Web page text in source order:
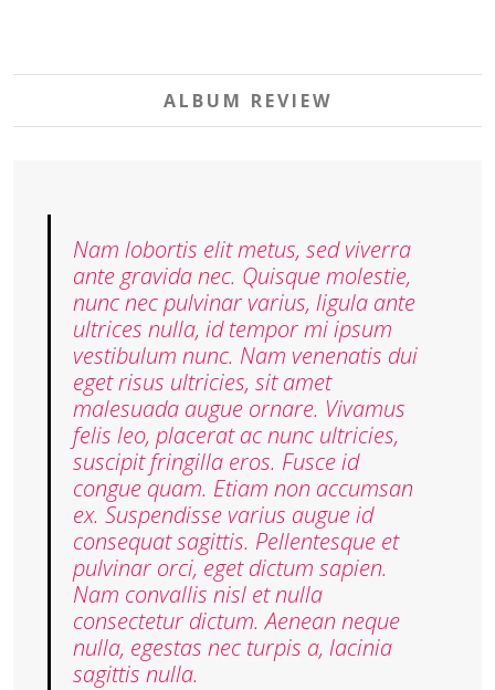
ALBUM REVIEW
Nam lobortis elit metus, sed viverra
ante gravida nec. Quisque molestie,
nunc nec pulvinar varius, ligula ante
ultrices nulla, id tempor mi ipsum
vestibulum nunc. Nam venenatis dui
eget risus ultricies, sit amet
malesuada augue ornare. Vivamus
felis leo, placerat ac nunc ultricies,
suscipit fringilla eros. Fusce id
congue quam. Etiam non accumsan
ex. Suspendisse varius augue id
consequat sagittis. Pellentesque et
pulvinar orci, eget dictum sapien.
Nam convallis nisl et nulla
consectetur dictum. Aenean neque
nulla, egestas nec turpis a, lacinia
sagittis nulla.